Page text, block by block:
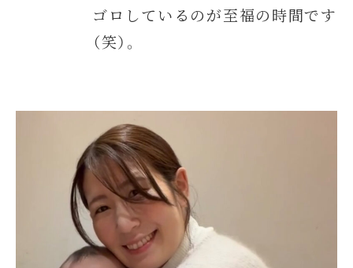
ゴロしているのが至福の時間です
（笑）。